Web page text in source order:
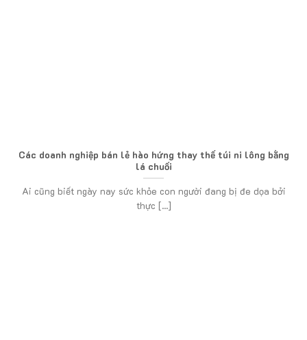
Các doanh nghiệp bán lẻ hào hứng thay thế túi ni lông bằng
lá chuối
Ai cũng biết ngày nay sức khỏe con người đang bị đe dọa bởi
thực [...]